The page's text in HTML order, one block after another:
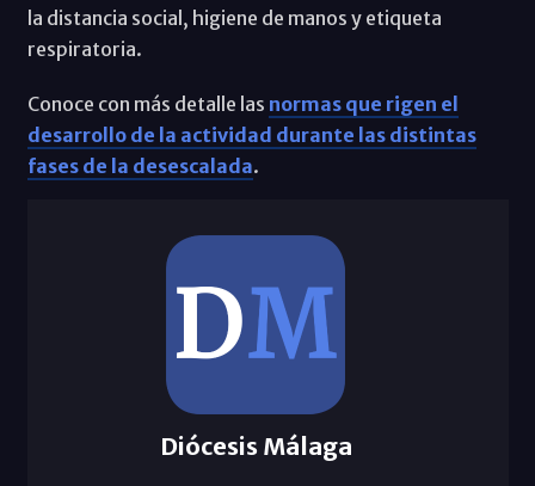
la distancia social, higiene de manos y etiqueta
respiratoria.
Conoce con más detalle las normas que rigen el
desarrollo de la actividad durante las distintas
fases de la desescalada.
Diócesis Málaga